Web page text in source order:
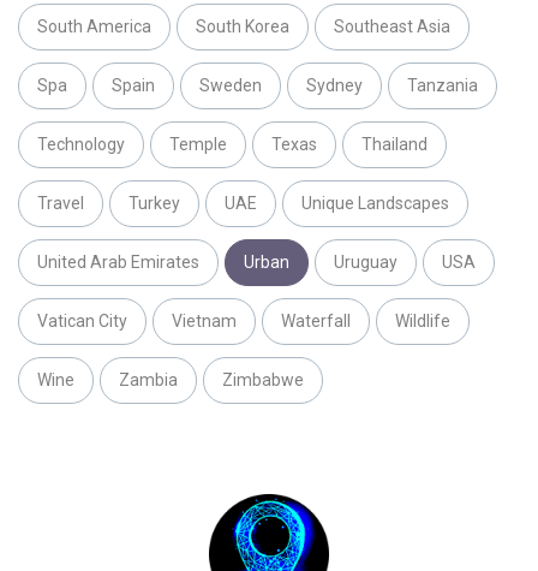
South America South Korea Southeast Asia
Spa Spain Sweden Sydney Tanzania
Technology Temple Texas Thailand
Travel Turkey UAE Unique Landscapes
United Arab Emirates Urban Uruguay USA
Vatican City Vietnam Waterfall Wildlife
Wine Zambia Zimbabwe